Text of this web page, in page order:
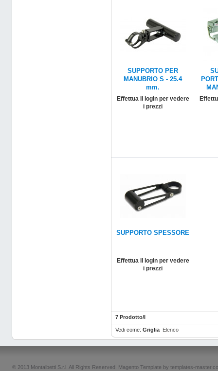
SUPPORTO PER
MANUBRIO S - 25.4
mm.
Effettua il login per vedere
i prezzi
SUPPORTO SPESSORE
Effettua il login per vedere
i prezzi
7 Prodotto/I
Vedi come: Griglia Elenco
© 2013 Montalbetti S.r.l. All Rights Reserved. Magento Template by templates-